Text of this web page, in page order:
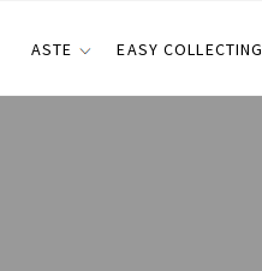
ASTE EASY COLLECTING